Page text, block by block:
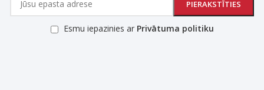
Esmu iepazinies ar Privātuma politiku